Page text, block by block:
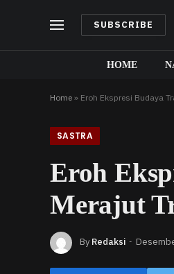
SUBSCRIBE
HOME
Home » Eroh Ekspresi Budaya
SASTRA
Eroh
Merajut
By Redaksi